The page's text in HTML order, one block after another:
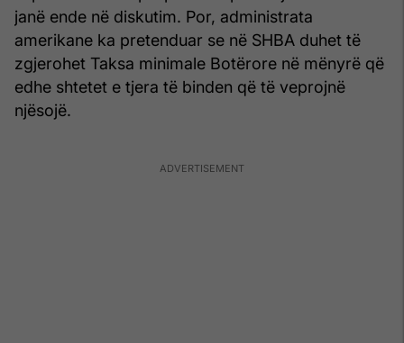
janë ende në diskutim. Por, administrata
amerikane ka pretenduar se në SHBA duhet të
zgjerohet Taksa minimale Botërore në mënyrë që
edhe shtetet e tjera të binden që të veprojnë
njësojë.